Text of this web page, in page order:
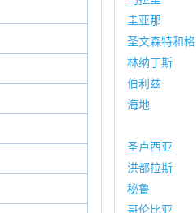
圭亚那
圣文森特和格
林纳丁斯
伯利兹
海地
圣卢西亚
洪都拉斯
秘鲁
哥伦比亚